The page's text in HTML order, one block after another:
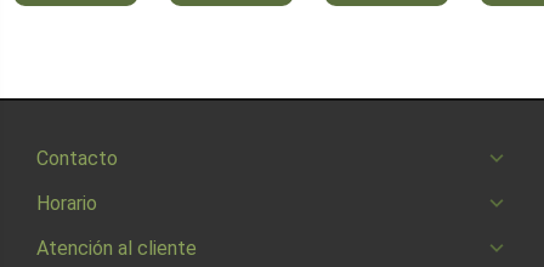
Contacto
Horario
Atención al cliente